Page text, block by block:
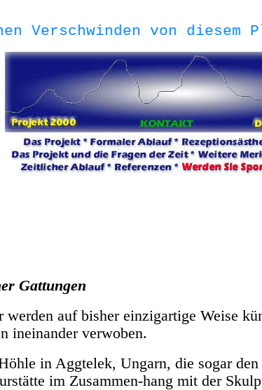
Verschwinden von
Gattungen
werden auf bisher einzigartige Weise
ineinander verwoben.
in Aggtelek, Ungarn, die sogar
im Zusammen-hang mit der